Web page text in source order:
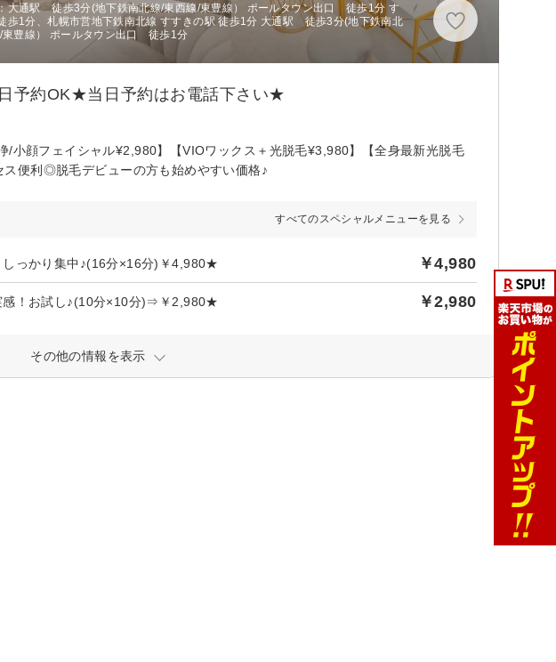
大通駅 徒歩3分(地下鉄南北線/東西線/東豊線） ポールタウン出口 徒歩1分 す
歩1分、札幌市営地下鉄南北線 すすきの駅 徒歩1分 大通駅 徒歩3分(地下鉄南北
東豊線） ポールタウン出口 徒歩1分
予約OK★当日予約はお電話下さい★
/小顔フェイシャル¥2,980】【VIOワックス＋光脱毛¥3,980】【全身最新光脱毛
便利◎脱毛デビューの方も始めやすい価格♪
すべてのスペシャルメニューを見る
っかり集中♪(16分×16分)￥4,980★ ￥4,980
！お試し♪(10分×10分)⇒￥2,980★ ￥2,980
その他の情報を表示